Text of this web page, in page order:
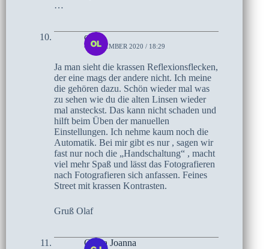
…
olaf
4. DEZEMBER 2020 / 18:29
Ja man sieht die krassen Reflexionsflecken,
der eine mags der andere nicht. Ich meine
die gehören dazu. Schön wieder mal was
zu sehen wie du die alten Linsen wieder
mal ansteckst. Das kann nicht schaden und
hilft beim Üben der manuellen
Einstellungen. Ich nehme kaum noch die
Automatik. Bei mir gibt es nur , sagen wir
fast nur noch die „Handschaltung“ , macht
viel mehr Spaß und lässt das Fotografieren
nach Fotografieren sich anfassen. Feines
Street mit krassen Kontrasten.
Gruß Olaf
Gerda Joanna